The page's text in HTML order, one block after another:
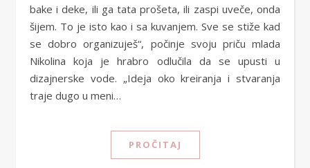
bake i deke, ili ga tata prošeta, ili zaspi uveče, onda
šijem. To je isto kao i sa kuvanjem. Sve se stiže kad
se dobro organizuješ“, počinje svoju priču mlada
Nikolina koja je hrabro odlučila da se upusti u
dizajnerske vode. „Ideja oko kreiranja i stvaranja
traje dugo u meni…
PROČITAJ